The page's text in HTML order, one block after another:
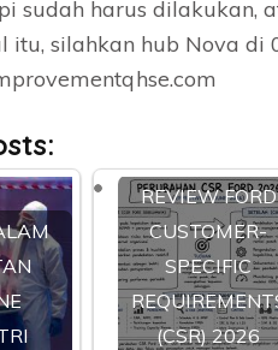
sudah harus dilakukan,
itu, silahkan hub Nova
REVIEW FORD
CUSTOMER-
SPECIFIC
(CSR) 2026